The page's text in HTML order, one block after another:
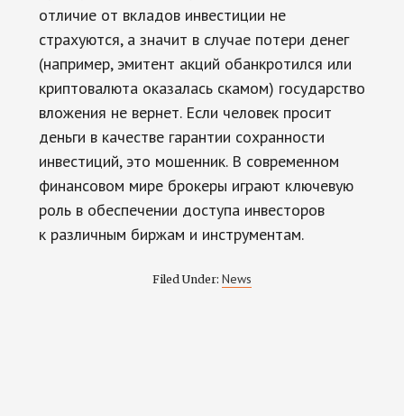
отличие от вкладов инвестиции не
страхуются, а значит в случае потери денег
(например, эмитент акций обанкротился или
криптовалюта оказалась скамом) государство
вложения не вернет. Если человек просит
деньги в качестве гарантии сохранности
инвестиций, это мошенник. В современном
финансовом мире брокеры играют ключевую
роль в обеспечении доступа инвесторов
к различным биржам и инструментам.
Filed Under: News